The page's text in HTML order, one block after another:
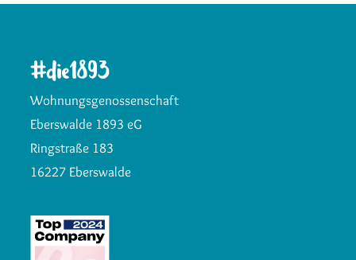
Wohnungsgenossenschaft
Eberswalde 1893 eG
Ringstraße 183
16227 Eberswalde